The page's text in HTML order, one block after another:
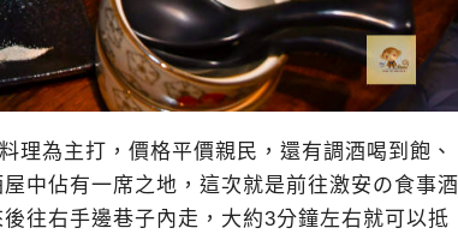
理為主打，價格平價親民，還有調酒喝到飽、
中佔有一席之地，這次就是前往激安の食事酒
往右手邊巷子內走，大約3分鐘左右就可以抵